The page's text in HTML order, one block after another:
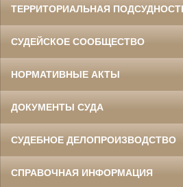
ТЕРРИТОРИАЛЬНАЯ
СУДЕЙСКОЕ СООБЩЕСТВО
НОРМАТИВНЫЕ АКТЫ
ДОКУМЕНТЫ СУДА
СУДЕБНОЕ ДЕЛОПРОИЗВОДСТВО
СПРАВОЧНАЯ ИНФОРМАЦИЯ